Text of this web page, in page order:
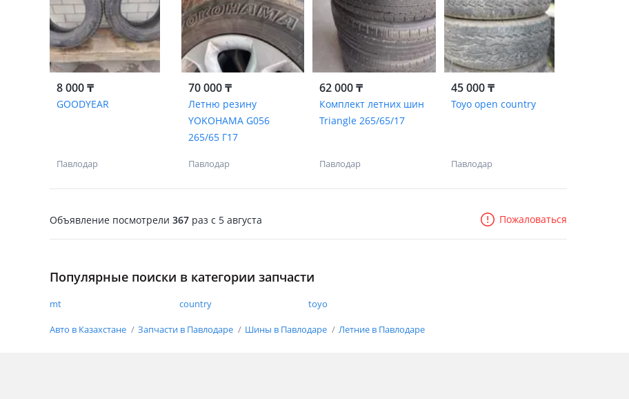
8 000 ₸
GOODYEAR
Павлодар
70 000 ₸
Летню резину
YOKOHAMA G056
265/65 Г17
Павлодар
62 000 ₸
Комплект летних шин
Triangle 265/65/17
Павлодар
45 000 ₸
Toyo open country
Павлодар
Объявление посмотрели 367 раз c 5 августа Пожаловаться
Популярные поиски в категории запчасти
mt country toyo
Авто в Казахстане Запчасти в Павлодаре Шины в Павлодаре Летние в Павлодаре